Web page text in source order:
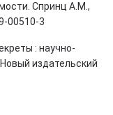
Спринц А.М.,
00510-3
: научно-
издательский